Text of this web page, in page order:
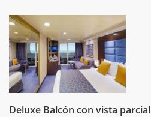
Deluxe Balcón con vista parcial